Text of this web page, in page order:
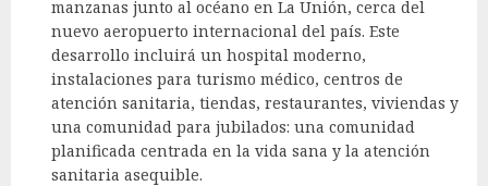
manzanas junto al océano en La Unión, cerca del
nuevo aeropuerto internacional del país. Este
desarrollo incluirá un hospital moderno,
instalaciones para turismo médico, centros de
atención sanitaria, tiendas, restaurantes, viviendas y
una comunidad para jubilados: una comunidad
planificada centrada en la vida sana y la atención
sanitaria asequible.